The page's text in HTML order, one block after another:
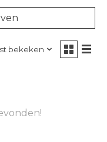
bekeken